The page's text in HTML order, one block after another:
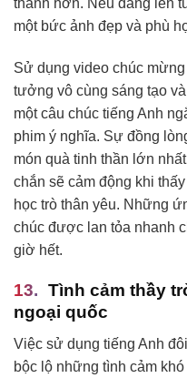
một bức ảnh đẹp và phù
Sử dụng video chúc
tưởng vô cùng sáng tạo
một câu chúc tiếng Anh
phim ý nghĩa. Sự đồng
món quà tinh thần lớn
chắn sẽ cảm động khi
học trò thân yêu. Những
chúc được lan tỏa nhanh
giờ hết.
Tình cảm thầy
ngoại quốc
Việc sử dụng tiếng Anh
bộc lộ những tình cảm